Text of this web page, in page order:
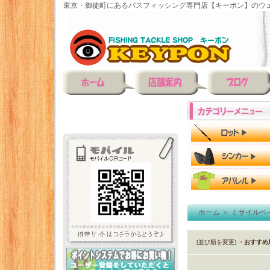
東京・御徒町にあるバスフィッシング専門店【キーポン】のウ
ホーム＞ミサイルベ
[並び順を変更] ・おすすめ